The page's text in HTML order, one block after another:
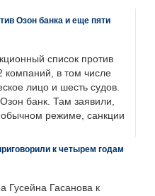
Озон банка и еще пяти
список против
компаний, в том числе
лицо и шесть судов.
банк. Там заявили,
обычном режиме, санкции
к четырем годам
Гусейна Гасанова к